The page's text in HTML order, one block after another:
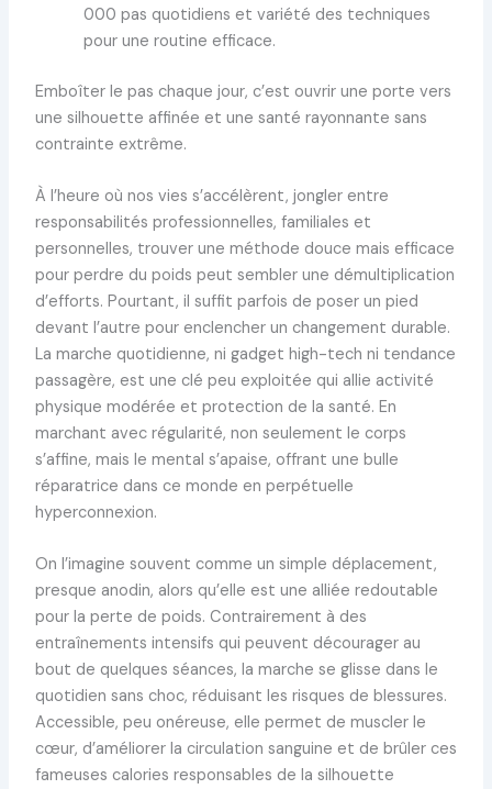
000 pas quotidiens et variété des techniques
pour une routine efficace.
Emboîter le pas chaque jour, c’est ouvrir une porte vers
une silhouette affinée et une santé rayonnante sans
contrainte extrême.
À l’heure où nos vies s’accélèrent, jongler entre
responsabilités professionnelles, familiales et
personnelles, trouver une méthode douce mais efficace
pour perdre du poids peut sembler une démultiplication
d’efforts. Pourtant, il suffit parfois de poser un pied
devant l’autre pour enclencher un changement durable.
La marche quotidienne, ni gadget high-tech ni tendance
passagère, est une clé peu exploitée qui allie activité
physique modérée et protection de la santé. En
marchant avec régularité, non seulement le corps
s’affine, mais le mental s’apaise, offrant une bulle
réparatrice dans ce monde en perpétuelle
hyperconnexion.
On l’imagine souvent comme un simple déplacement,
presque anodin, alors qu’elle est une alliée redoutable
pour la perte de poids. Contrairement à des
entraînements intensifs qui peuvent décourager au
bout de quelques séances, la marche se glisse dans le
quotidien sans choc, réduisant les risques de blessures.
Accessible, peu onéreuse, elle permet de muscler le
cœur, d’améliorer la circulation sanguine et de brûler ces
fameuses calories responsables de la silhouette